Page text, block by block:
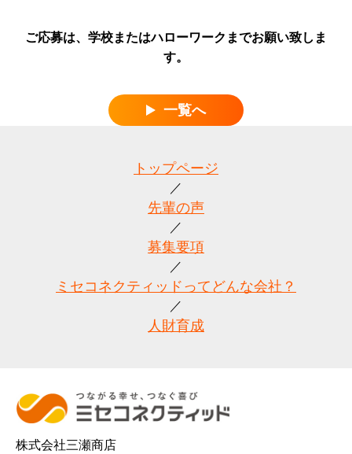
ご応募は、学校またはハローワークまでお願い致しま
す。
一覧へ
トップページ
先輩の声
募集要項
ミセコネクティッドってどんな会社？
人財育成
株式会社三瀬商店